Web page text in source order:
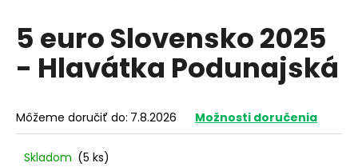
5 euro Slovensko 2025
- Hlavátka Podunajská
Môžeme doručiť do: 7.8.2026 Možnosti doručenia
Skladom (5 ks)
j
s